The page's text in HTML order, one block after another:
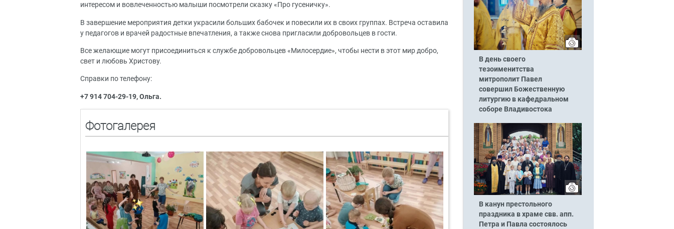
интересом и вовлеченностью малыши посмотрели сказку «Про гусеничку».
В завершение мероприятия детки украсили больших бабочек и повесили их в своих группах. Встреча оставила
у педагогов и врачей радостные впечатления, а также снова пригласили добровольцев в гости.
Все желающие могут присоединиться к службе добровольцев «Милосердие», чтобы нести в этот мир добро,
свет и любовь Христову.
Справки по телефону:
+7 914 704-29-19, Ольга.
Фотогалерея
В день своего
тезоименитства
митрополит Павел
совершил Божественную
литургию в кафедральном
соборе Владивостока
В канун престольного
праздника в храме свв. апп.
Петра и Павла состоялось